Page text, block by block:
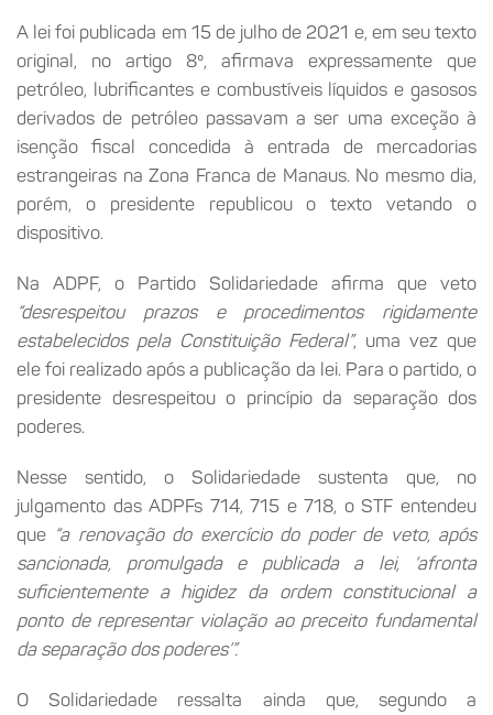
A lei foi publicada em 15 de julho de 2021 e, em seu texto
original, no artigo 8º, afirmava expressamente que
petróleo, lubrificantes e combustíveis líquidos e gasosos
derivados de petróleo passavam a ser uma exceção à
isenção fiscal concedida à entrada de mercadorias
estrangeiras na Zona Franca de Manaus. No mesmo dia,
porém, o presidente republicou o texto vetando o
dispositivo.
Na ADPF, o Partido Solidariedade afirma que veto
“desrespeitou prazos e procedimentos rigidamente
estabelecidos pela Constituição Federal”, uma vez que
ele foi realizado após a publicação da lei. Para o partido, o
presidente desrespeitou o princípio da separação dos
poderes.
Nesse sentido, o Solidariedade sustenta que, no
julgamento das ADPFs 714, 715 e 718, o STF entendeu
que “a renovação do exercício do poder de veto, após
sancionada, promulgada e publicada a lei, ‘afronta
suficientemente a higidez da ordem constitucional a
ponto de representar violação ao preceito fundamental
da separação dos poderes’”.
O Solidariedade ressalta ainda que, segundo a